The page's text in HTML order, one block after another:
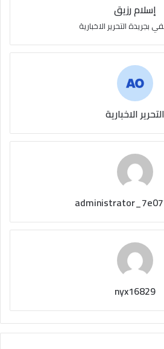
إسلام رزيق
بجريدة التحرير الاخبارية
التحرير الاخبارية
nyx16829